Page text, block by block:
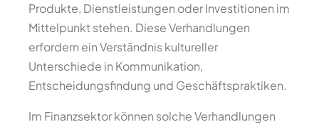
Produkte, Dienstleistungen oder Investitionen im
Mittelpunkt stehen. Diese Verhandlungen
erfordern ein Verständnis kultureller
Unterschiede in Kommunikation,
Entscheidungsfindung und Geschäftspraktiken.
Im Finanzsektor können solche Verhandlungen